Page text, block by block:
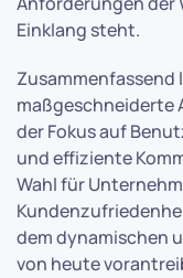
Einklang steht.
Zusammenfassend
maßgeschneiderte
der Fokus auf
und effiziente
Wahl für
dem dynamischen
von heute